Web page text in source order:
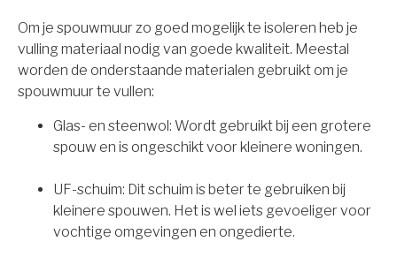
Om je spouwmuur zo goed mogelijk te isoleren heb je
vulling materiaal nodig van goede kwaliteit. Meestal
worden de onderstaande materialen gebruikt om je
spouwmuur te vullen:
Glas- en steenwol: Wordt gebruikt bij een grotere
spouw en is ongeschikt voor kleinere woningen.
UF-schuim: Dit schuim is beter te gebruiken bij
kleinere spouwen. Het is wel iets gevoeliger voor
vochtige omgevingen en ongedierte.